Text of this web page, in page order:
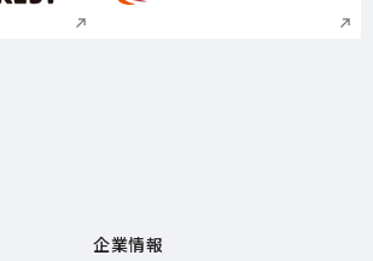
企業情報